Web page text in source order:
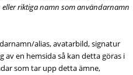
riktiga namn som användarnamn
alias, avatarbild, signatur
av en hemsida så kan detta göras i
som tar upp detta ämne,